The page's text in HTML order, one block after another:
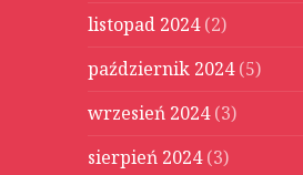
listopad 2024(2)
październik 2024(5)
wrzesień 2024(3)
sierpień 2024(3)